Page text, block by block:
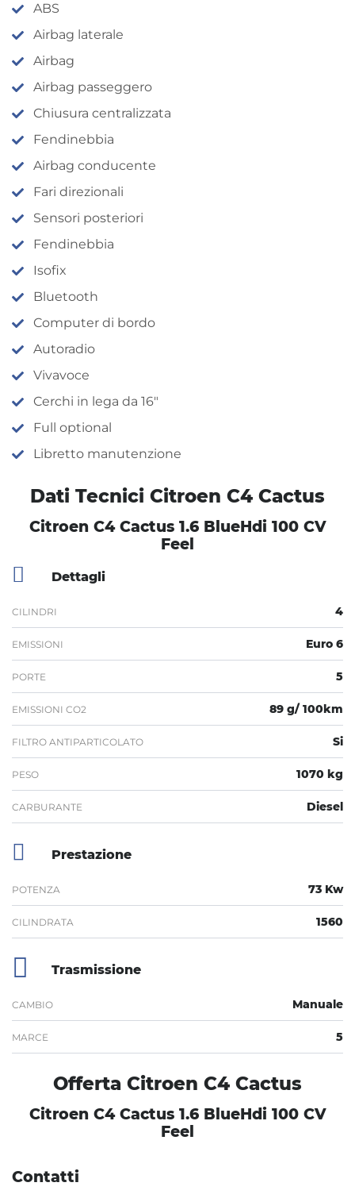
ABS
Airbag laterale
Airbag
Airbag passeggero
Chiusura centralizzata
Fendinebbia
Airbag conducente
Fari direzionali
Sensori posteriori
Fendinebbia
Isofix
Bluetooth
Computer di bordo
Autoradio
Vivavoce
Cerchi in lega da 16″
Full optional
Libretto manutenzione
Dati Tecnici Citroen C4 Cactus
Citroen C4 Cactus 1.6 BlueHdi 100 CV
Feel
Dettagli
CILINDRI 4
EMISSIONI Euro 6
PORTE 5
EMISSIONI CO2 89 g/ 100km
FILTRO ANTIPARTICOLATO Si
PESO 1070 kg
CARBURANTE Diesel
Prestazione
POTENZA 73 Kw
CILINDRATA 1560
Trasmissione
CAMBIO Manuale
MARCE 5
Offerta Citroen C4 Cactus
Citroen C4 Cactus 1.6 BlueHdi 100 CV
Feel
Contatti